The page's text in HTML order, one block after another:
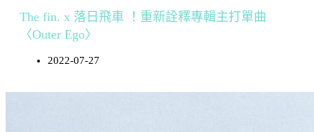
The fin. x 落日飛車 ！重新詮釋專輯主打單曲
〈Outer Ego〉
2022-07-27